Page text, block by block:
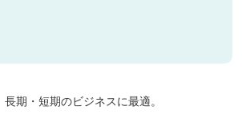
期・短期のビジネスに最適。